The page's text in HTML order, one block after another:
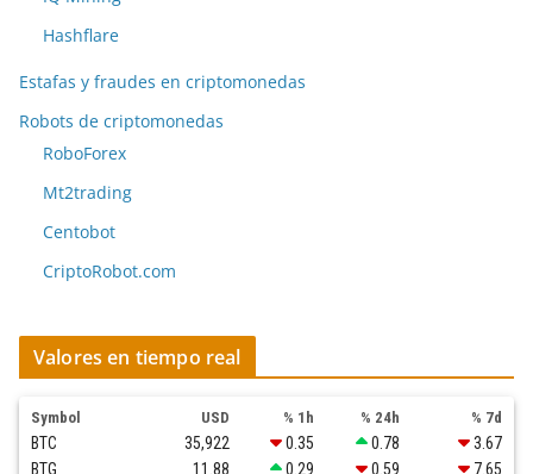
Hashflare
Estafas y fraudes en criptomonedas
Robots de criptomonedas
RoboForex
Mt2trading
Centobot
CriptoRobot.com
Valores en tiempo real
Symbol USD % 1h % 24h % 7d
BTC 35,922 0.35 0.78
3.67
BTG
11.88 0.29 0.59
7.65